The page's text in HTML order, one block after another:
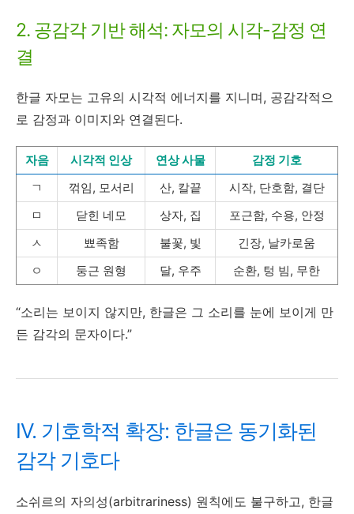
2. 공감각 기반 해석: 자모의 시각-감정 연
결
한글 자모는 고유의 시각적 에너지를 지니며, 공감각적으
로 감정과 이미지와 연결된다.
자음 시각적 인상 연상 사물
감정 기호
ㄱ
꺾임, 모서리 산, 칼끝
시작, 단호함, 결단
ㅁ
닫힌 네모 상자, 집
포근함, 수용, 안정
ㅅ
뾰족함 불꽃, 빛
긴장, 날카로움
ㅇ
둥근 원형 달, 우주 순환, 텅 빔, 무한
“소리는 보이지 않지만, 한글은 그 소리를 눈에 보이게 만
든 감각의 문자이다.”
IV. 기호학적 확장: 한글은 동기화된
감각 기호다
소쉬르의 자의성(arbitrariness) 원칙에도 불구하고, 한글